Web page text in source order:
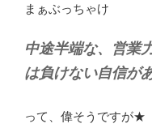
まぁぶっちゃけ
中途半端な、営業
は負けない自信が
って、偉そうですが★